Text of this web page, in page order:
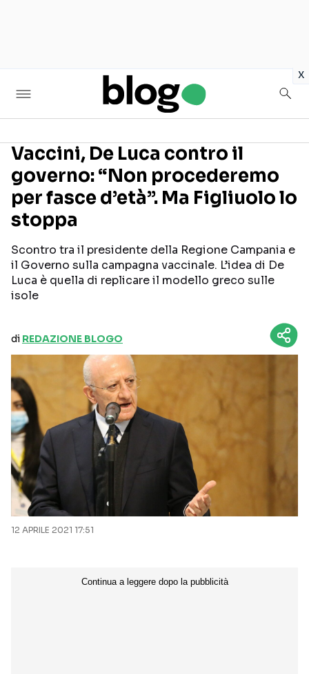
x
Seguici sui social
Vaccini, De Luca contro il
governo: “Non procederemo
per fasce d’età”. Ma Figliuolo lo
stoppa
Scontro tra il presidente della Regione Campania e
il Governo sulla campagna vaccinale. L’idea di De
Luca è quella di replicare il modello greco sulle
isole
di REDAZIONE BLOGO
12 APRILE 2021 17:51